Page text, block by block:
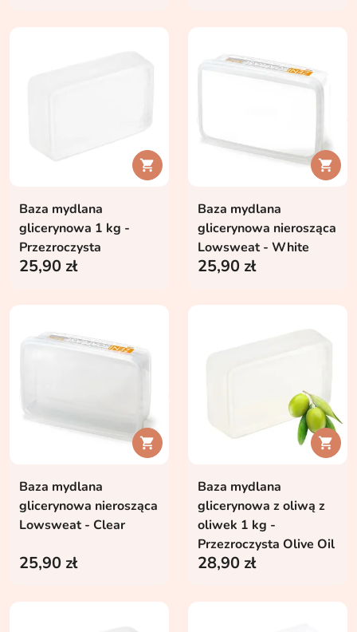

Baza mydlana
glicerynowa 1 kg -
Przezroczysta
25,90 zł

Baza mydlana
glicerynowa nierosząca
Lowsweat - White
25,90 zł

Baza mydlana
glicerynowa nierosząca
Lowsweat - Clear
25,90 zł

Baza mydlana
glicerynowa z oliwą z
oliwek 1 kg -
Przezroczysta Olive Oil
28,90 zł